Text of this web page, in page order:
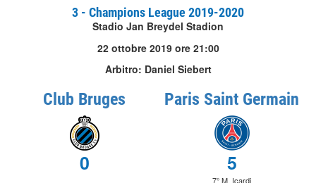
3 - Champions League 2019-2020
Stadio Jan Breydel Stadion
22 ottobre 2019 ore 21:00
Arbitro: Daniel Siebert
Club Bruges
0
Paris Saint Germain
5
7° M. Icardi